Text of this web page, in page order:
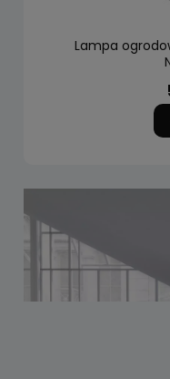
Lampa